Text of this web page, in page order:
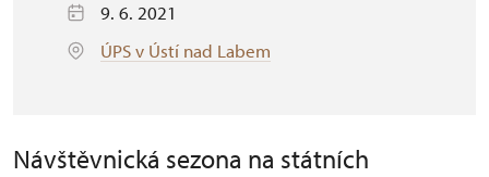
9. 6. 2021
ÚPS v Ústí nad Labem
Návštěvnická sezona na státních